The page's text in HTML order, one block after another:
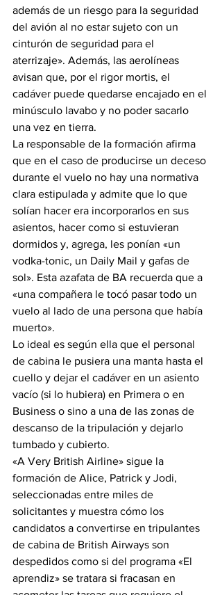
además de un riesgo para la seguridad
del avión al no estar sujeto con un
cinturón de seguridad para el
aterrizaje». Además, las aerolíneas
avisan que, por el rigor mortis, el
cadáver puede quedarse encajado en el
minúsculo lavabo y no poder sacarlo
una vez en tierra.
La responsable de la formación afirma
que en el caso de producirse un deceso
durante el vuelo no hay una normativa
clara estipulada y admite que lo que
solían hacer era incorporarlos en sus
asientos, hacer como si estuvieran
dormidos y, agrega, les ponían «un
vodka-tonic, un Daily Mail y gafas de
sol». Esta azafata de BA recuerda que a
«una compañera le tocó pasar todo un
vuelo al lado de una persona que había
muerto».
Lo ideal es según ella que el personal
de cabina le pusiera una manta hasta el
cuello y dejar el cadáver en un asiento
vacío (si lo hubiera) en Primera o en
Business o sino a una de las zonas de
descanso de la tripulación y dejarlo
tumbado y cubierto.
«A Very British Airline» sigue la
formación de Alice, Patrick y Jodi,
seleccionadas entre miles de
solicitantes y muestra cómo los
candidatos a convertirse en tripulantes
de cabina de British Airways son
despedidos como si del programa «El
aprendiz» se tratara si fracasan en